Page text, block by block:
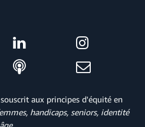
aux principes d'équité en
handicaps, seniors, identité
.